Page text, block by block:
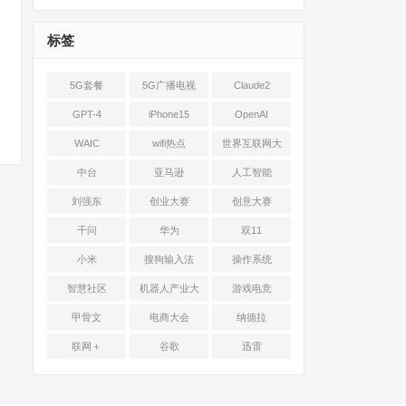
标签
5G套餐 5G广播电视 Claude2
GPT-4 iPhone15 OpenAI
WAIC wifi热点 世界互联网大
会
中台 亚马逊 人工智能
刘强东 创业大赛 创意大赛
千问 华为 双11
小米 搜狗输入法 操作系统
智慧社区 机器人产业大
会
游戏电竞
甲骨文 电商大会 纳德拉
联网＋ 谷歌 迅雷